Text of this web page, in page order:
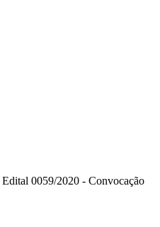
Edital 0059/2020 - Convocação